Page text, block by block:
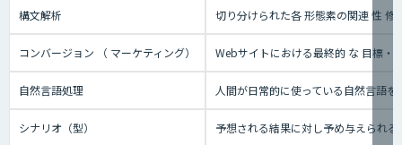
構文解析 切り分けられた各 形態素の関連 性
コンバージョン （ マーケティング） Webサイトにおける最終的 な 目標・
自然言語処理 人間が日常的に使っている自然言語
シナリオ（型） 予想される結果に対し予め与えられ